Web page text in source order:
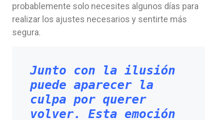
probablemente solo necesites algunos días para
realizar los ajustes necesarios y sentirte más
segura.
Junto con la ilusión
puede aparecer la
culpa por querer
volver. Esta emoción